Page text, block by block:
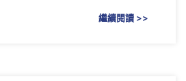
繼續閱讀 >>